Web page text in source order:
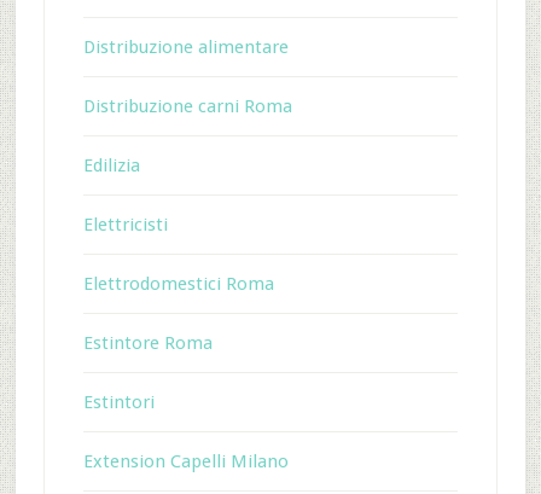
Distribuzione alimentare
Distribuzione carni Roma
Edilizia
Elettricisti
Elettrodomestici Roma
Estintore Roma
Estintori
Extension Capelli Milano